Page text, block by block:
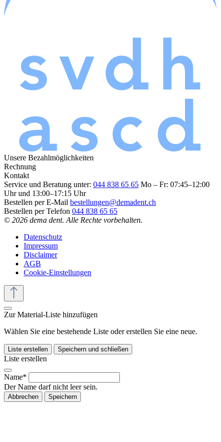
Unsere Bezahlmöglichkeiten
Rechnung
Kontakt
Service und Beratung unter: 044 838 65 65 Mo – Fr: 07:45–12:00
Uhr und 13:00–17:15 Uhr
Bestellen per E-Mail bestellungen@demadent.ch
Bestellen per Telefon 044 838 65 65
© 2026 dema dent. Alle Rechte vorbehalten.
Datenschutz
Impressum
Disclaimer
AGB
Cookie-Einstellungen
Zur Material-Liste hinzufügen
Wählen Sie eine bestehende Liste oder erstellen Sie eine neue.
Liste erstellen Speichern und schließen
Liste erstellen
Name*
Der Name darf nicht leer sein.
Abbrechen Speichern